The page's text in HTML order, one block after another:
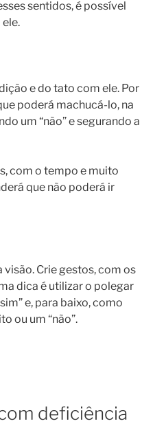
sentidos, é possível
e do tato com ele. Por
poderá machucá-lo, na
um “não” e segurando a
com o tempo e muito
que não poderá ir
Crie gestos, com os
dica é utilizar o polegar
e, para baixo, como
ou um “não”.
deficiência